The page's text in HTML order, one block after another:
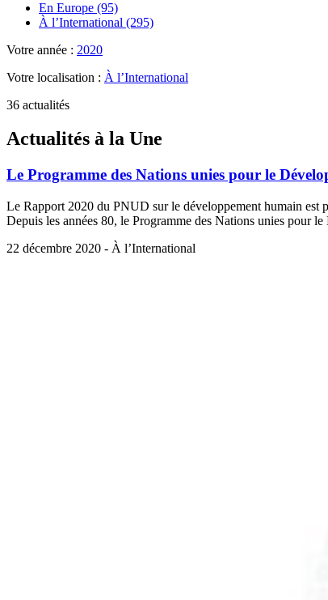
En Europe (95)
À l’International (295)
Votre année : 2020
Votre localisation : À l’International
36 actualités
Actualités à la Une
Le Programme des Nations unies pour le
Le Rapport 2020 du PNUD sur le développement humain est
Depuis les années 80, le Programme des Nations unies pour
22 décembre 2020 - À l’International